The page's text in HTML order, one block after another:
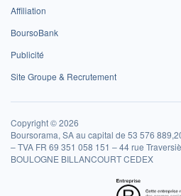
Affiliation
BoursoBank
Publicité
Site Groupe & Recrutement
Copyright © 2026
Boursorama, SA au capital de 53 576
– TVA FR 69 351 058 151 – 44 rue
BOULOGNE BILLANCOURT CEDEX